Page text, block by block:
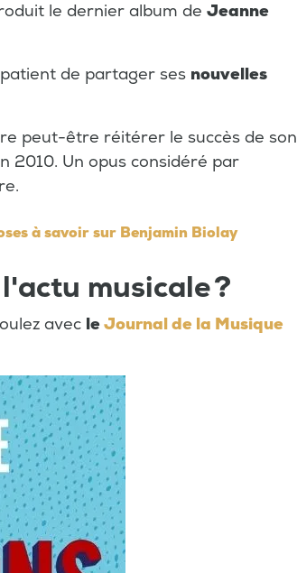
le dernier album de Jeanne
de partager ses nouvelles
peut-être réitérer le succès de son
2010. Un opus considéré par
à savoir sur Benjamin Biolay
musicale ?
avec leJournal de la Musique